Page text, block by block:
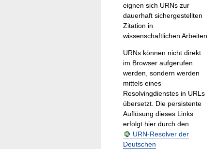
eignen sich URNs zur
dauerhaft sichergestellten
Zitation in
wissenschaftlichen Arbeiten.
URNs können nicht direkt
im Browser aufgerufen
werden, sondern werden
mittels eines
Resolvingdienstes in URLs
übersetzt. Die persistente
Auflösung dieses Links
erfolgt hier durch den
URN-Resolver der
Deutschen